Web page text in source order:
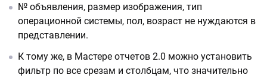
№ объявления, размер изображения, тип
операционной системы, пол, возраст не нуждаются в
представлении.
К тому же, в Мастере отчетов 2.0 можно установить
фильтр по все срезам и столбцам, что значительно